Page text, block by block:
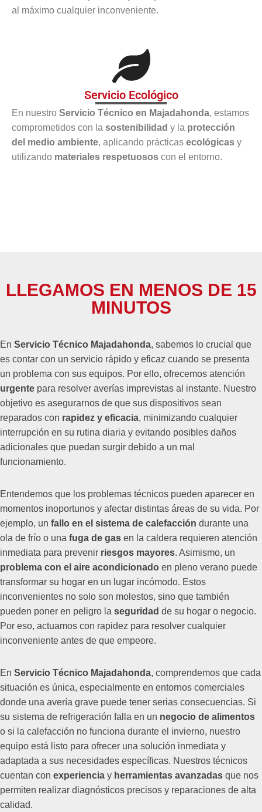
al máximo cualquier inconveniente.
Servicio Ecológico
En nuestro Servicio Técnico en Majadahonda, estamos
comprometidos con la sostenibilidad y la protección
del medio ambiente, aplicando prácticas ecológicas y
utilizando materiales respetuosos con el entorno.
LLEGAMOS EN MENOS DE 15
MINUTOS
En Servicio Técnico Majadahonda, sabemos lo crucial que
es contar con un servicio rápido y eficaz cuando se presenta
un problema con sus equipos. Por ello, ofrecemos atención
urgente para resolver averías imprevistas al instante. Nuestro
objetivo es asegurarnos de que sus dispositivos sean
reparados con rapidez y eficacia, minimizando cualquier
interrupción en su rutina diaria y evitando posibles daños
adicionales que puedan surgir debido a un mal
funcionamiento.
Entendemos que los problemas técnicos pueden aparecer en
momentos inoportunos y afectar distintas áreas de su vida. Por
ejemplo, un fallo en el sistema de calefacción durante una
ola de frío o una fuga de gas en la caldera requieren atención
inmediata para prevenir riesgos mayores. Asimismo, un
problema con el aire acondicionado en pleno verano puede
transformar su hogar en un lugar incómodo. Estos
inconvenientes no solo son molestos, sino que también
pueden poner en peligro la seguridad de su hogar o negocio.
Por eso, actuamos con rapidez para resolver cualquier
inconveniente antes de que empeore.
En Servicio Técnico Majadahonda, comprendemos que cada
situación es única, especialmente en entornos comerciales
donde una avería grave puede tener serias consecuencias. Si
su sistema de refrigeración falla en un negocio de alimentos
o si la calefacción no funciona durante el invierno, nuestro
equipo está listo para ofrecer una solución inmediata y
adaptada a sus necesidades específicas. Nuestros técnicos
cuentan con experiencia y herramientas avanzadas que nos
permiten realizar diagnósticos precisos y reparaciones de alta
calidad.